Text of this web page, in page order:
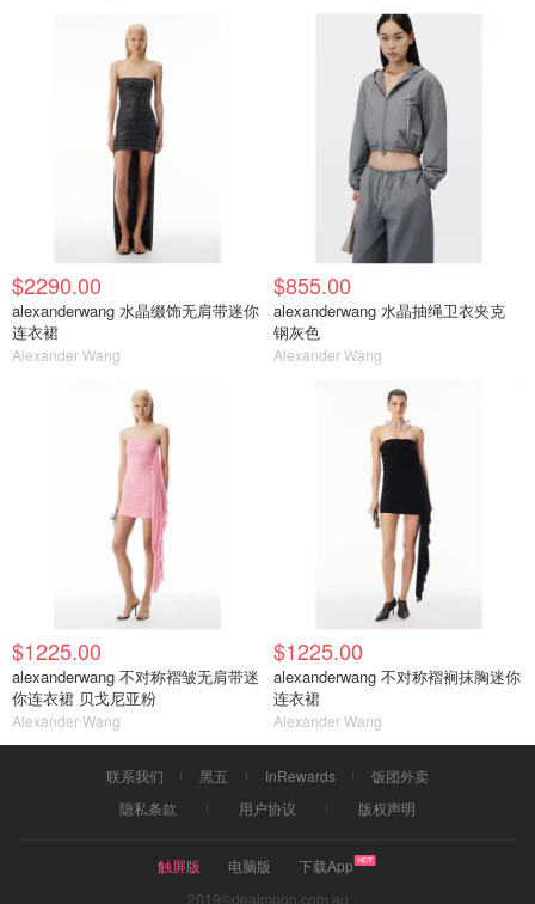
$2290.00
alexanderwang 水晶缀饰无肩带迷你
连衣裙
Alexander Wang
$855.00
alexanderwang 水晶抽绳卫衣夹克
钢灰色
Alexander Wang
$1225.00
alexanderwang 不对称褶皱无肩带迷
你连衣裙 贝戈尼亚粉
Alexander Wang
$1225.00
alexanderwang 不对称褶裥抹胸迷你
连衣裙
Alexander Wang
联系我们 黑五 InRewards
饭团外卖
隐私条款
用户协议 版权声明
触屏版 电脑版
下载App
2019©dealmoon.com.au